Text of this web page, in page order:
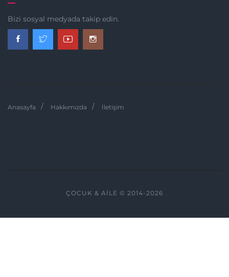
Bizi sosyal medyada takip edin.
Anasayfa Hakkımızda İletişim
ÇOCUK & AILE © 2014-2026